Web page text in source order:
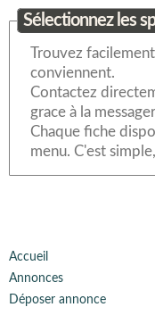
Sélectionnez les
Trouvez
conviennent.
Contactez
grace à la
Chaque fiche
menu. C'est
Accueil
Annonces
Déposer annonce